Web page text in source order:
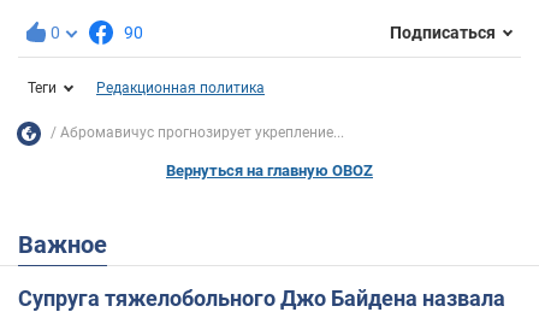
0 90 Подписаться
Теги Редакционная политика
Абромавичус прогнозирует укрепление...
Вернуться на главную OBOZ
Важное
Супруга тяжелобольного Джо Байдена назвала